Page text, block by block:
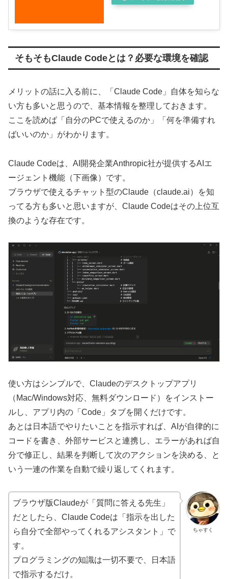
そもそもClaude Codeとは？必要な環境を確認
メリットの話に入る前に、「Claude Code」自体を知らな
い方も多いと思うので、基本情報を整理しておきます。
ここを読めば「自分のPCで使えるのか」「何を準備すれ
ばいいのか」がわかります。
Claude Codeは、AI開発企業Anthropic社が提供するAIエ
ージェント機能（下画像）です。
ブラウザで使えるチャット型のClaude（claude.ai）を知
ってる方も多いと思いますが、Claude Codeはその上位互
換のような存在です。
使い方はシンプルで、Claudeのデスクトップアプリ
（Mac/Windows対応、無料ダウンロード）をインストー
ルし、アプリ内の「Code」タブを開くだけです。
あとは日本語でやりたいことを指示すれば、AIが自律的に
コードを書き、外部サービスと連携し、エラーがあれば自
分で修正し、結果を判断して次のアクションを決める、と
いう一連の作業を自動で繰り返してくれます。
ちゃすく
ブラウザ版Claudeが「質問に答える先生」
だとしたら、Claude Codeは「指示を出した
ら自分で全部やってくれるアシスタント」で
す。
プログラミングの知識は一切不要で、日本語
で指示するだけ。